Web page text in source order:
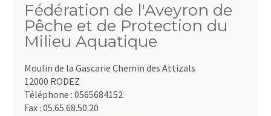
Fédération de l'Aveyron de
Pêche et de Protection du
Milieu Aquatique
Moulin de la Gascarie Chemin des Attizals
12000 RODEZ
Téléphone : 0565684152
Fax : 05.65.68.50.20